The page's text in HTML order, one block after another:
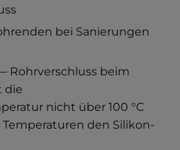
bei Sanierungen
Rohrverschluss beim
die
nicht über 100 °C
den Silikon-